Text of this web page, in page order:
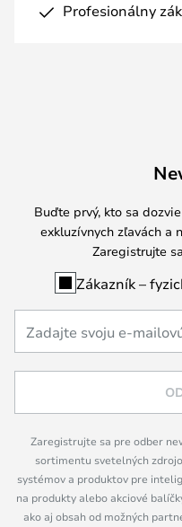
Profesionálny
Buďte prvý, kto sa
exkluzívnych zľavách a
Zaregistrujte
Zákazník –
Zaregistrujte sa pre odber
sortimentu svetelných
systémov a produktov pre
na produkty alebo akciové
ako aj obsah od možných